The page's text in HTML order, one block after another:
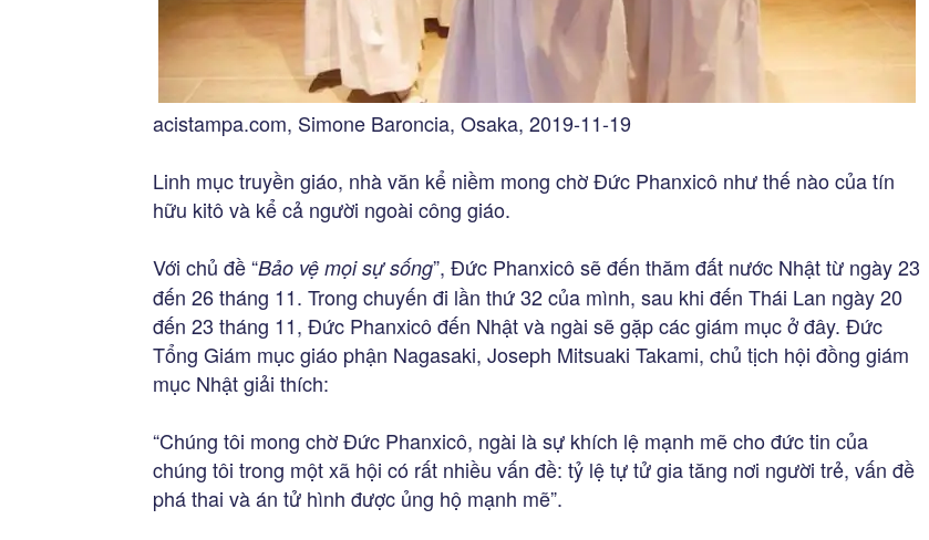
acistampa.com, Simone Baroncia, Osaka, 2019-11-19
Linh mục truyền giáo, nhà văn kể niềm mong chờ Đức Phanxicô như thế nào của tín
hữu kitô và kể cả người ngoài công giáo.
Với chủ đề “Bảo vệ mọi sự sống”, Đức Phanxicô sẽ đến thăm đất nước Nhật từ ngày 23
đến 26 tháng 11. Trong chuyến đi lần thứ 32 của mình, sau khi đến Thái Lan ngày 20
đến 23 tháng 11, Đức Phanxicô đến Nhật và ngài sẽ gặp các giám mục ở đây. Đức
Tổng Giám mục giáo phận Nagasaki, Joseph Mitsuaki Takami, chủ tịch hội đồng giám
mục Nhật giải thích:
“Chúng tôi mong chờ Đức Phanxicô, ngài là sự khích lệ mạnh mẽ cho đức tin của
chúng tôi trong một xã hội có rất nhiều vấn đề: tỷ lệ tự tử gia tăng nơi người trẻ, vấn đề
phá thai và án tử hình được ủng hộ mạnh mẽ”.